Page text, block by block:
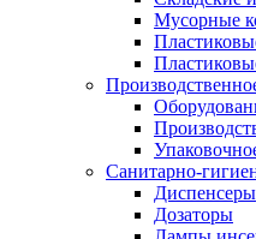
Мусорные
Санитарно-
Диспенсеры
Дозаторы